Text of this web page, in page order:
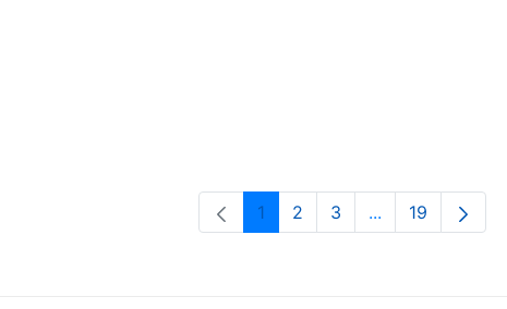
Page
1 Page
2 Page
3 ...Intermediate
Page
19